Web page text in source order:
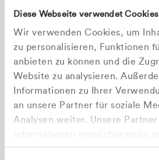
Diese Webseite verwendet Cookies
Wir verwenden Cookies, um
zu personalisieren, Funktionen
anbieten zu können und die
Website zu analysieren.
Informationen zu Ihrer
an unsere Partner für soziale
Analysen weiter. Unsere
zusammen, die Sie ihnen
Apilash